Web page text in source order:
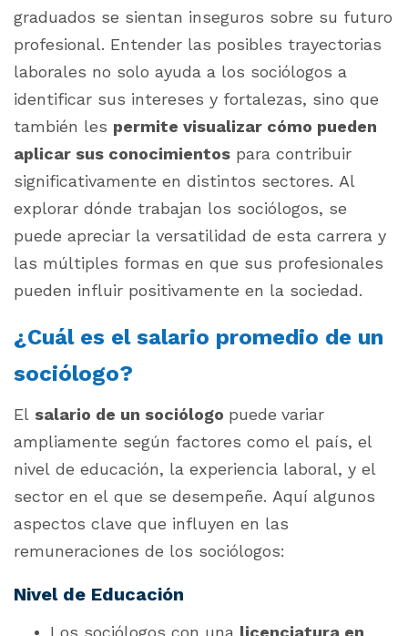
graduados se sientan inseguros sobre su futuro
profesional. Entender las posibles trayectorias
laborales no solo ayuda a los sociólogos a
identificar sus intereses y fortalezas, sino que
también les permite visualizar cómo pueden
aplicar sus conocimientos para contribuir
significativamente en distintos sectores. Al
explorar dónde trabajan los sociólogos, se
puede apreciar la versatilidad de esta carrera y
las múltiples formas en que sus profesionales
pueden influir positivamente en la sociedad.
¿Cuál es el salario promedio de un
sociólogo?
El salario de un sociólogo puede variar
ampliamente según factores como el país, el
nivel de educación, la experiencia laboral, y el
sector en el que se desempeñe. Aquí algunos
aspectos clave que influyen en las
remuneraciones de los sociólogos:
Nivel de Educación
Los sociólogos con una licenciatura en